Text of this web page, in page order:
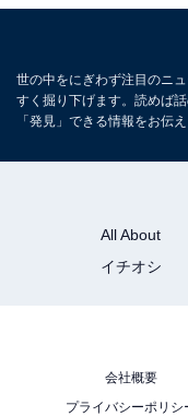
世の中をにぎわず注目のニ
すく掘り下げます。読めば
「発見」できる情報をお伝え
All About
イチオシ
会社概要
プライバシーポリシ